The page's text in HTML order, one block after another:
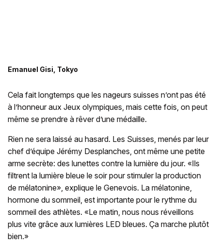
Emanuel Gisi, Tokyo
Cela fait longtemps que les nageurs suisses n’ont pas été
à l’honneur aux Jeux olympiques, mais cette fois, on peut
même se prendre à rêver d’une médaille.
Rien ne sera laissé au hasard. Les Suisses, menés par leur
chef d’équipe Jérémy Desplanches, ont même une petite
arme secrète: des lunettes contre la lumière du jour. «Ils
filtrent la lumière bleue le soir pour stimuler la production
de mélatonine», explique le Genevois. La mélatonine,
hormone du sommeil, est importante pour le rythme du
sommeil des athlètes. «Le matin, nous nous réveillons
plus vite grâce aux lumières LED bleues. Ça marche plutôt
bien.»